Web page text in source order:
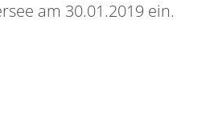
am 30.01.2019 ein.